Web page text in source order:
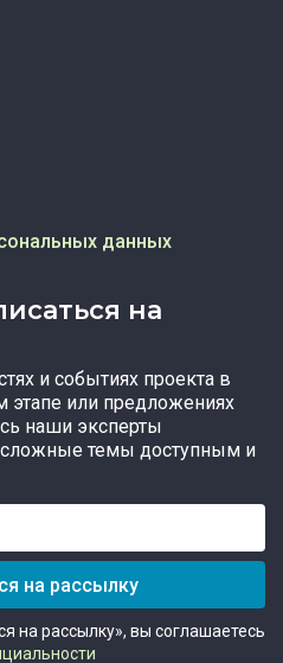
на
и событиях проекта в
или предложениях
наши эксперты
темы доступным и
на рассылку
на рассылку», вы соглашаетесь
данных